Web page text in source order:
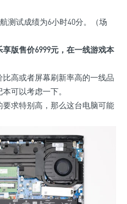
测试成绩为6小时40分。
（场
享版售价6999元， 在一线游戏本
高或者屏幕刷新率高的一线品
可以考虑一下。
求特别高，那么这台电脑可能